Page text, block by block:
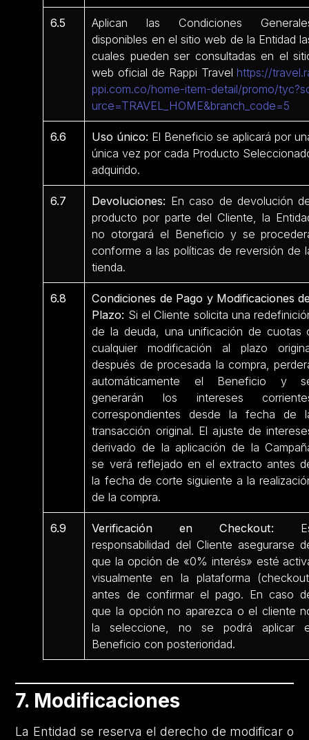
6.5
Aplican las Condiciones
disponibles en el sitio web de la Entidad
cuales pueden ser consultadas en el
web oficial de Rappi Travelhttps://
ppi.com.co/home-item-detail/promo/
urce=TRAVEL_HOME&branch_code=5
6.6 Uso único: El Beneficio se aplicará por
única vez por cada Producto
adquirido.
6.7 Devoluciones: En caso de devolución
producto por parte del Cliente, la
no otorgará el Beneficio y se
conforme a las políticas de reversión de
tienda.
6.8
Condiciones de Pago y Modificaciones
Plazo: Si el Cliente solicita una
de la deuda, una unificación de cuotas
cualquier modificación al plazo
después de procesada la compra,
automáticamente el Beneficio y
generarán los intereses
correspondientes desde la fecha de
transacción original. El ajuste de
derivado de la aplicación de la
se verá reflejado en el extracto antes
la fecha de corte siguiente a la
de la compra.
6.9 Verificación en Checkout:
responsabilidad del Cliente asegurarse
que la opción de «0% interés» esté
visualmente en la plataforma
antes de confirmar el pago. En caso
que la opción no aparezca o el cliente
la seleccione, no se podrá aplicar
Beneficio con posterioridad.
7. Modificaciones
La Entidad se reserva el derecho de modificar o